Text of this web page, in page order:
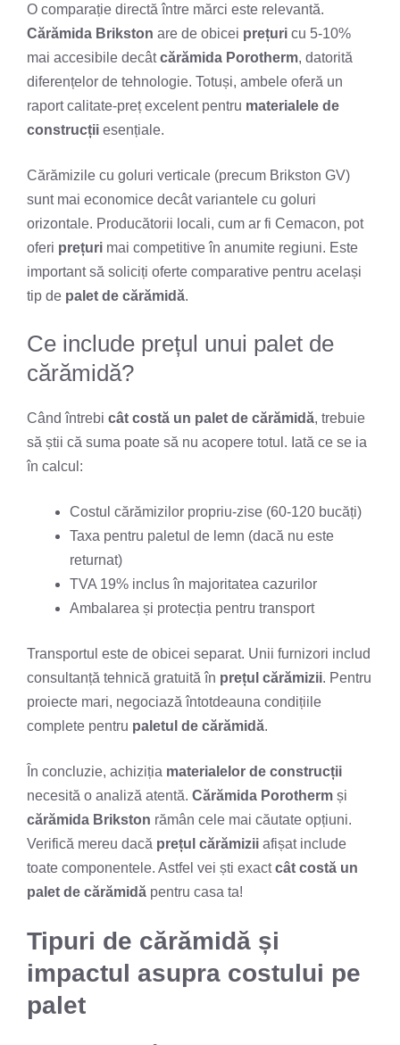
O comparație directă între mărci este relevantă.
Cărămida Brikston are de obicei prețuri cu 5-10%
mai accesibile decâtcărămida Porotherm, datorită
diferențelor de tehnologie. Totuși, ambele oferă un
raport calitate-preț excelent pentru materialele de
construcții esențiale.
Cărămizile cu goluri verticale (precum Brikston GV)
sunt mai economice decât variantele cu goluri
orizontale. Producătorii locali, cum ar fi Cemacon, pot
oferi prețuri mai competitive în anumite regiuni. Este
important să soliciți oferte comparative pentru același
tip de palet de cărămidă.
Ce include prețul unui palet de
cărămidă?
Când întrebi cât costă un palet de cărămidă, trebuie
să știi că suma poate să nu acopere totul. Iată ce se ia
în calcul:
Costul cărămizilor propriu-zise (60-120 bucăți)
Taxa pentru paletul de lemn (dacă nu este
returnat)
TVA 19% inclus în majoritatea cazurilor
Ambalarea și protecția pentru transport
Transportul este de obicei separat. Unii furnizori includ
consultanță tehnică gratuită în prețul cărămizii. Pentru
proiecte mari, negociază întotdeauna condițiile
complete pentru paletul de cărămidă.
În concluzie, achiziția materialelor de construcții
necesită o analiză atentă. Cărămida Porotherm și
cărămida Brikston rămân cele mai căutate opțiuni.
Verifică mereu dacă prețul cărămizii afișat include
toate componentele. Astfel vei ști exactcât costă un
palet de cărămidă pentru casa ta!
Tipuri de cărămidă și
impactul asupra costului pe
palet